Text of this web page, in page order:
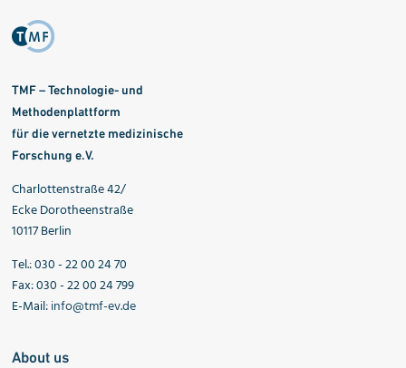
TMF – Technologie- und
Methodenplattform
für die vernetzte medizinische
Forschung e.V.
Charlottenstraße 42/
Ecke Dorotheenstraße
10117 Berlin
Tel.: 030 - 22 00 24 70
Fax: 030 - 22 00 24 799
E-Mail:info@tmf-ev.de
About us